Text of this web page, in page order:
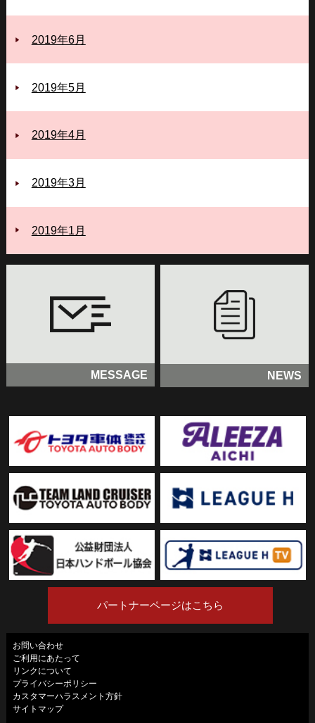
2019年6月
2019年5月
2019年4月
2019年3月
2019年1月
MESSAGE NEWS
パートナーページはこちら
お問い合わせ
ご利用にあたって
リンクについて
プライバシーポリシー
カスタマーハラスメント方針
サイトマップ